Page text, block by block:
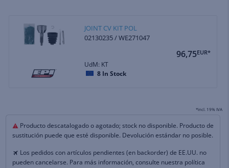
JOINT CV KIT POL
02130235 / WE271047
96,75EUR*
UdM: KT
8 In Stock
*incl. 19% IVA
Producto descatalogado o agotado; stock no disponible. Producto de
sustitución puede que esté disponible. Devolución estándar no posible.
Los pedidos con artículos pendientes (en backorder) de EE.UU. no
pueden cancelarse. Para más información, consulte nuestra política